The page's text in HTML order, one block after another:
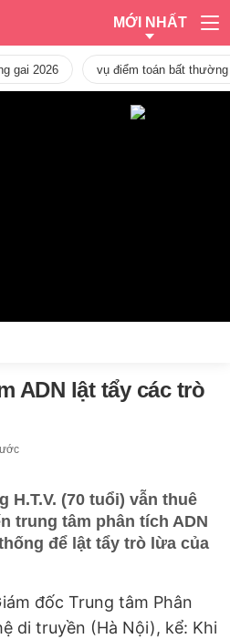
MỚI NHẤT
gai 2026 vụ điểm toán bất
ADN lật tẩy các trò
H.T.V. (70 tuổi) vẫn thuê
trung tâm phân tích ADN
để lật tẩy trò lừa của
đốc Trung tâm Phân
di truyền (Hà Nội), kể: Khi